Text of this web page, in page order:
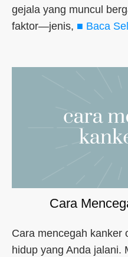
gejala yang muncul
faktor—jenis, ■ Baca
Cara
Cara mencegah kanker
hidup yang Anda jalani.